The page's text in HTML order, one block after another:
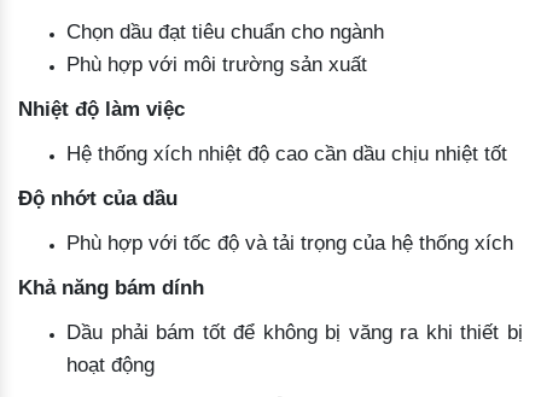
Chọn dầu đạt tiêu chuẩn cho ngành
Phù hợp với môi trường sản xuất
Nhiệt độ làm việc
Hệ thống xích nhiệt độ cao cần dầu chịu nhiệt tốt
Độ nhớt của dầu
Phù hợp với tốc độ và tải trọng của hệ thống xích
Khả năng bám dính
Dầu phải bám tốt để không bị văng ra khi thiết bị
hoạt động